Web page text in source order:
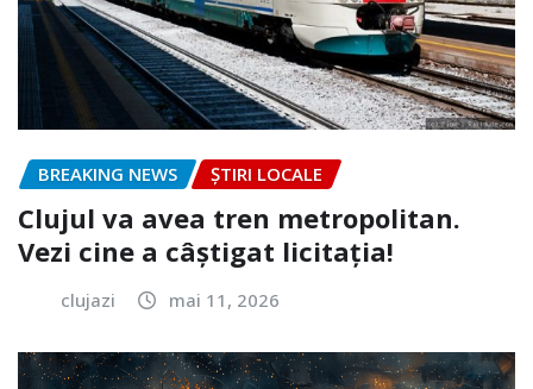
BREAKING NEWS ȘTIRI LOCALE
Clujul va avea tren metropolitan.
Vezi cine a câștigat licitația!
clujazi mai 11, 2026